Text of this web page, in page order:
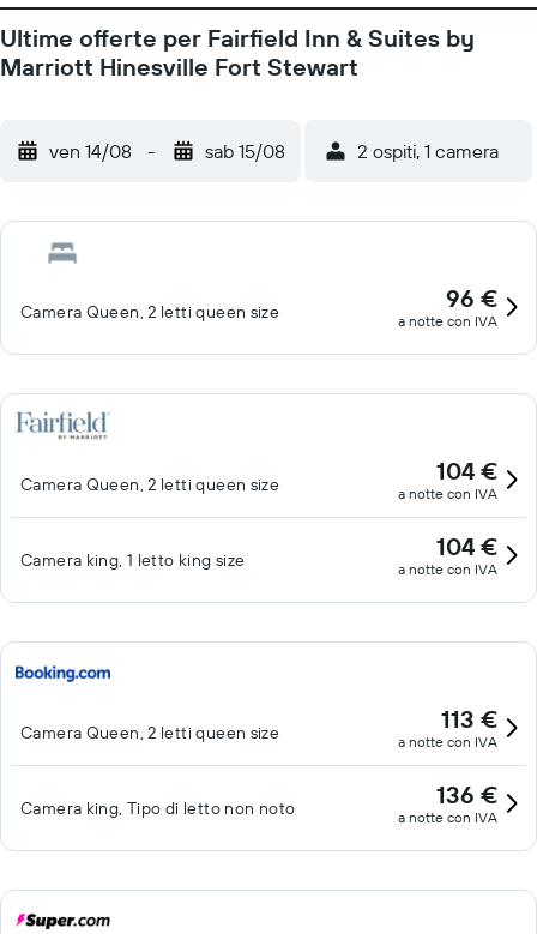
bagni sono dotati di combinazione doccia/vasca e set di cortesia
gratuiti. Questo hotel di Hinesville offre accesso gratuito a
(potrebbero essere previste restrizioni). Le camere sono
asciugamani e cambio delle lenzuola. Le pulizie vengono
eseguite tutti i giorni. I servizi ricreativi di un hotel includono una
piscina all'aperto e una palestra aperta giorno e notte. Le attività
ricreative elencate di seguito sono disponibili in loco o nelle
vicinanze. È possibile che siano a pagamento.
Ultime offerte per Fairfield Inn & Suites by
Marriott Hinesville Fort Stewart
ven 14/08 - sab 15/08 2 ospiti, 1 camera
Camera Queen, 2 letti queen size 96 €
a notte con IVA
Camera Queen, 2 letti queen size 104 €
a notte con IVA
Camera king, 1 letto king size 104 €
a notte con IVA
Camera Queen, 2 letti queen size 113 €
a notte con IVA
Camera king, Tipo di letto non noto 136 €
a notte con IVA